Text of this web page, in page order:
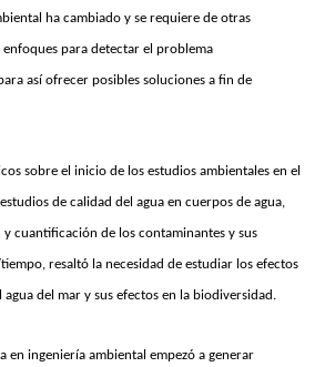
ha cambiado y se requiere de otras
para detectar el problema
así ofrecer posibles soluciones a fin de
sobre el inicio de los estudios ambientales en el
de calidad del agua en cuerpos de agua,
cuantificación de los contaminantes y sus
resaltó la necesidad de estudiar los efectos
del mar y sus efectos en la biodiversidad.
en ingeniería ambiental empezó a generar